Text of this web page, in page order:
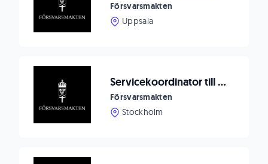
Försvarsmakten
Uppsala
Servicekoordinator till FMLOG
Försvarsmakten
Stockholm